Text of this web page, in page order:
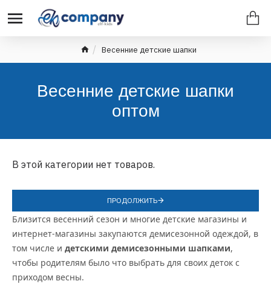
Весенние детские шапки
Весенние детские шапки
оптом
Близится весенний сезон и многие детские магазины и
интернет-магазины закупаются демисезонной одеждой, в
том числе и детскими демисезонными шапками,
чтобы родителям было что выбрать для своих деток с
приходом весны.
В этой категории нет товаров.
ПРОДОЛЖИТЬ